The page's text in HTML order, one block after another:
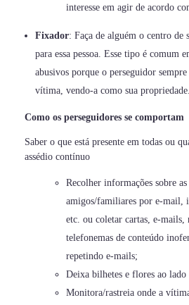
interesse em agir de acordo
Fixador: Faça de alguém o centro de
para essa pessoa. Esse tipo é comum
abusivos porque o perseguidor
vítima, vendo-a como sua propriedade.
Como os perseguidores se comportam
Saber o que está presente em todas ou
assédio contínuo
Recolher informações sobre
amigos/familiares por e-mail,
etc. ou coletar cartas, e-mails,
telefonemas de conteúdo
repetindo e-mails;
Deixa bilhetes e flores ao
Monitora/rastreia onde a